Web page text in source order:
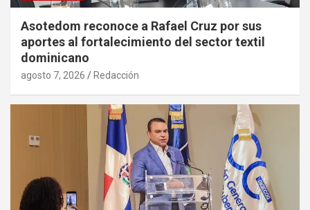
Asotedom reconoce a Rafael Cruz por sus
aportes al fortalecimiento del sector textil
dominicano
agosto 7, 2026 Redacción